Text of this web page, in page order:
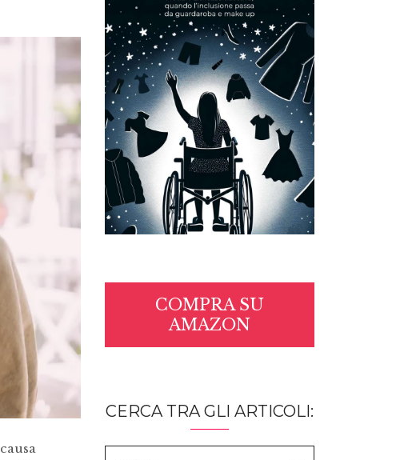
COMPRA SU
AMAZON
CERCA TRA GLI ARTICOLI: